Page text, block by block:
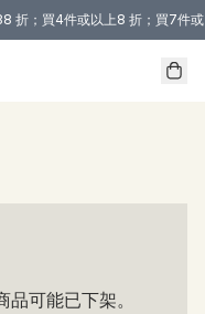
折；買4件或以上8 折；買7件
地送貨、本地取貨 )
可能已下架。